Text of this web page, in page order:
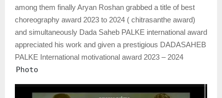
among them finally Aryan Roshan grabbed a title of best
choreography award 2023 to 2024 ( chitrasanthe award)
and simultaneously Dada Saheb PALKE international award
appreciated his work and given a prestigious DADASAHEB
PALKE International motivational award 2023 – 2024
Photo